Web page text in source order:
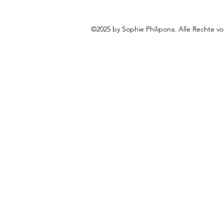
©2025 by Sophie Philipona. Alle Rechte